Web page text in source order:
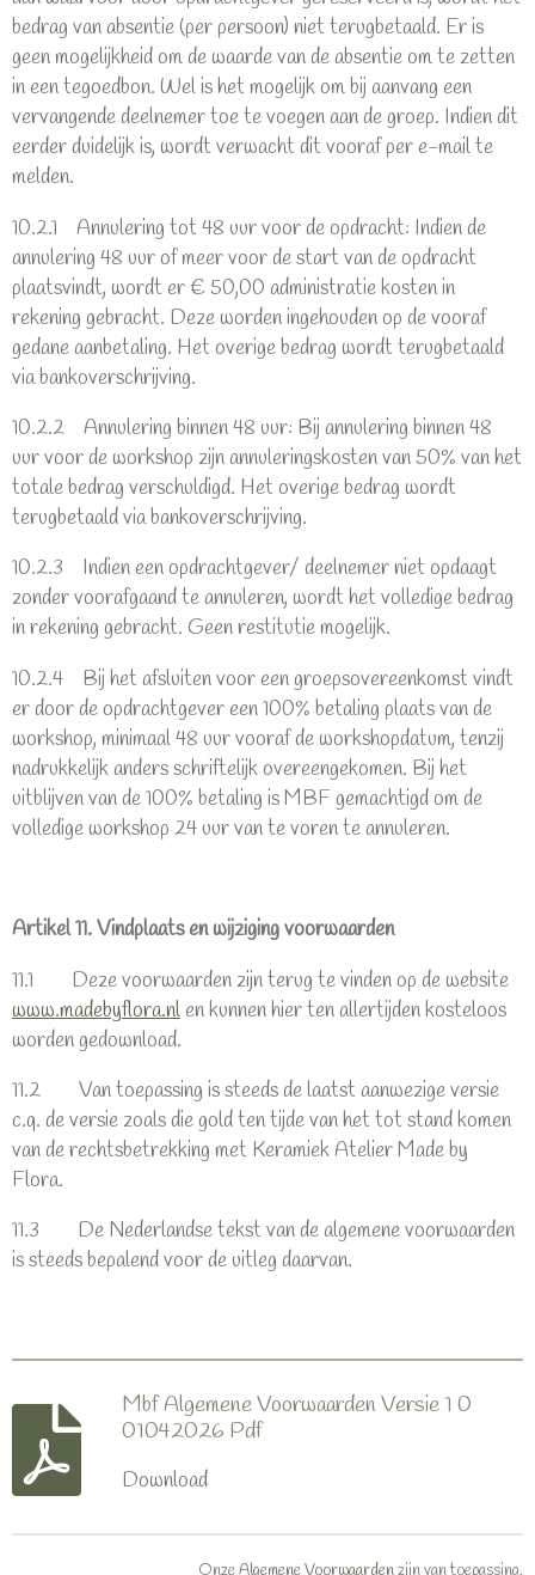
bedrag van absentie (per persoon) niet terugbetaald. Er is
geen mogelijkheid om de waarde van de absentie om te zetten
in een tegoedbon. Wel is het mogelijk om bij aanvang een
vervangende deelnemer toe te voegen aan de groep. Indien dit
eerder duidelijk is, wordt verwacht dit vooraf per e-mail te
melden.
10.2.1 Annulering tot 48 uur voor de opdracht: Indien de
annulering 48 uur of meer voor de start van de opdracht
plaatsvindt, wordt er € 50,00 administratie kosten in
rekening gebracht. Deze worden ingehouden op de vooraf
gedane aanbetaling. Het overige bedrag wordt terugbetaald
via bankoverschrijving.
10.2.2 Annulering binnen 48 uur: Bij annulering binnen 48
uur voor de workshop zijn annuleringskosten van 50% van het
totale bedrag verschuldigd. Het overige bedrag wordt
terugbetaald via bankoverschrijving.
10.2.3 Indien een opdrachtgever/ deelnemer niet opdaagt
zonder voorafgaand te annuleren, wordt het volledige bedrag
in rekening gebracht. Geen restitutie mogelijk.
10.2.4 Bij het afsluiten voor een groepsovereenkomst vindt
er door de opdrachtgever een 100% betaling plaats van de
workshop, minimaal 48 uur vooraf de workshopdatum, tenzij
nadrukkelijk anders schriftelijk overeengekomen. Bij het
uitblijven van de 100% betaling is MBF gemachtigd om de
volledige workshop 24 uur van te voren te annuleren.
Artikel 11. Vindplaats en wijziging voorwaarden
11.1 Deze voorwaarden zijn terug te vinden op de website
www.madebyflora.nl en kunnen hier ten allertijden kosteloos
worden gedownload.
11.2 Van toepassing is steeds de laatst aanwezige versie
c.q. de versie zoals die gold ten tijde van het tot stand komen
van de rechtsbetrekking met Keramiek Atelier Made by
Flora.
11.3 De Nederlandse tekst van de algemene voorwaarden
is steeds bepalend voor de uitleg daarvan.
Mbf Algemene Voorwaarden Versie 1 0
01042026 Pdf
Download
OnzeAlgemene Voorwaardenzijn van toepassing.